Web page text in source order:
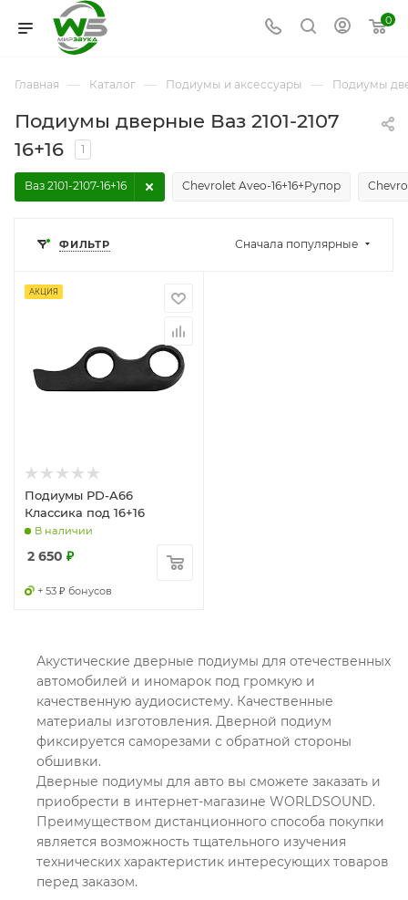
0
Главная — Каталог — Подиумы и аксессуары — Подиумы
Подиумы дверные Ваз 2101-2107
16+16
1
Chevrolet Aveo-16+16+Рупор
Ваз 2101-2107-16+16
ФИЛЬТР Сначала популярные
АКЦИЯ
Подиумы PD-A66
Классика под 16+16
В наличии
2 650 ₽
+ 53 ₽ бонусов
Акустические дверные подиумы для отечественных
автомобилей и иномарок под громкую и
качественную аудиосистему. Качественные
материалы изготовления. Дверной подиум
фиксируется саморезами с обратной стороны
обшивки.
Дверные подиумы для авто вы сможете заказать и
приобрести в интернет-магазине WORLDSOUND.
Преимуществом дистанционного способа покупки
является возможность тщательного изучения
технических характеристик интересующих товаров
перед заказом.